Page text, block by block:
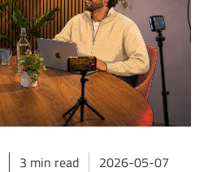
3 min read 2026-05-07